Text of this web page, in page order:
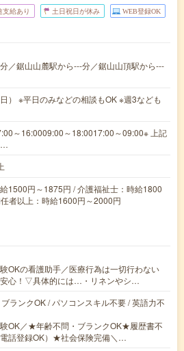
支給あり 土日祝日が休み WEB登録OK
／鋸山山麓駅から---分／鋸山山頂駅から---
） ※平日のみなどの相談もOK ※週3なども
～16:0009:00～18:0017:00～09:00※ 上記
…
1500円～1875円 / 介護福祉士：時給1800
者以上：時給1600円～2000円
OKの看護助手／医療行為は一切行わない
安心！▽具体的には…・リネンやシ…
ランクOK / パソコンスキル不要 / 英語力不
OK／★年齢不問・ブランクOK★履歴書不
話登録OK）★社会保険完備＼…